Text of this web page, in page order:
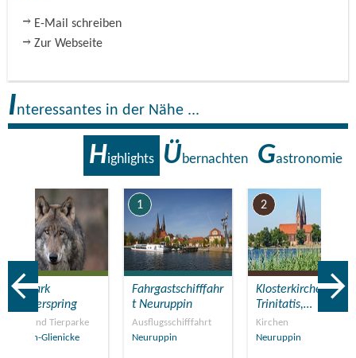
E-Mail schreiben
Zur Webseite
Interessantes in der Nähe ...
Highlights Übernachten Gastronomie
Tierpark
Kunsterspring
Zoos und Tierparke
Gühlen-Glienicke
1
Fahrgastschifffahr
t Neuruppin
Ausflugsschifffahrt
Neuruppin
2
Klosterkirche St.
Trinitatis,…
Kirchen
Neuruppin